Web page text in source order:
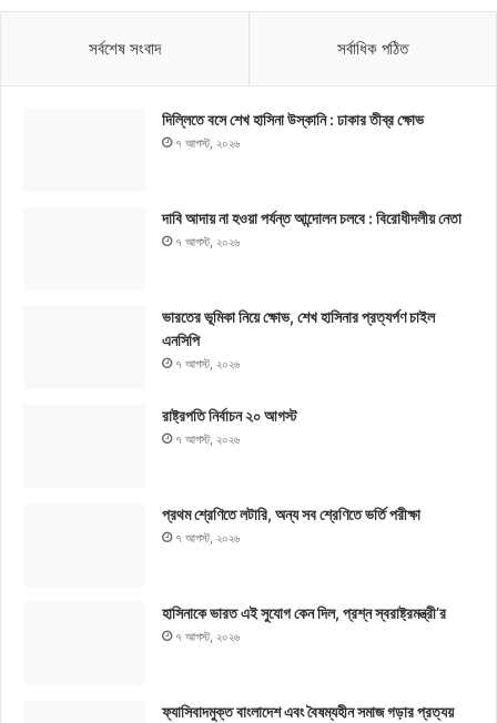
সর্বশেষ সংবাদ সর্বাধিক পঠিত
দিল্লিতে বসে শেখ হাসিনা উস্কানি : ঢাকার তীব্র ক্ষোভ
৭ আগস্ট, ২০২৬
দাবি আদায় না হওয়া পর্যন্ত আন্দোলন চলবে : বিরোধীদলীয় নেতা
৭ আগস্ট, ২০২৬
ভারতের ভূমিকা নিয়ে ক্ষোভ, শেখ হাসিনার প্রত্যর্পণ চাইল
এনসিপি
৭ আগস্ট, ২০২৬
রাষ্ট্রপতি নির্বাচন ২০ আগস্ট
৭ আগস্ট, ২০২৬
প্রথম শ্রেণিতে লটারি, অন্য সব শ্রেণিতে ভর্তি পরীক্ষা
৭ আগস্ট, ২০২৬
হাসিনাকে ভারত এই সুযোগ কেন দিল, প্রশ্ন স্বরাষ্ট্রমন্ত্রী’র
৭ আগস্ট, ২০২৬
ফ্যাসিবাদমুক্ত বাংলাদেশ এবং বৈষম্যহীন সমাজ গড়ার প্রত্যয়